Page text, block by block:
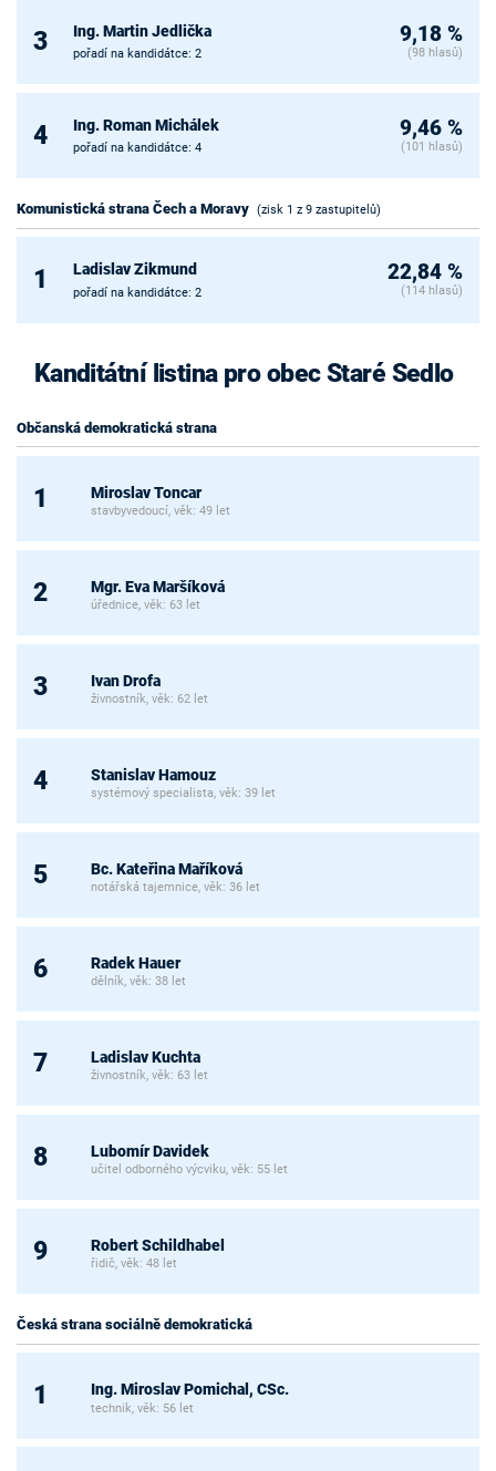
3 Ing. Martin Jedlička
pořadí na kandidátce: 2
9,18 %
(98 hlasů)
4 Ing. Roman Michálek
pořadí na kandidátce: 4
9,46 %
(101 hlasů)
Komunistická strana Čech a Moravy (zisk 1 z 9 zastupitelů)
1 Ladislav Zikmund
pořadí na kandidátce: 2
22,84 %
(114 hlasů)
Kanditátní listina pro obec Staré Sedlo
Občanská demokratická strana
1 Miroslav Toncar
stavbyvedoucí, věk: 49 let
2 Mgr. Eva Maršíková
úřednice, věk: 63 let
3 Ivan Drofa
živnostník, věk: 62 let
4 Stanislav Hamouz
systémový specialista, věk: 39 let
5 Bc. Kateřina Maříková
notářská tajemnice, věk: 36 let
6 Radek Hauer
dělník, věk: 38 let
7 Ladislav Kuchta
živnostník, věk: 63 let
8 Lubomír Davidek
učitel odborného výcviku, věk: 55 let
9 Robert Schildhabel
řidič, věk: 48 let
Česká strana sociálně demokratická
1 Ing. Miroslav Pomichal, CSc.
technik, věk: 56 let